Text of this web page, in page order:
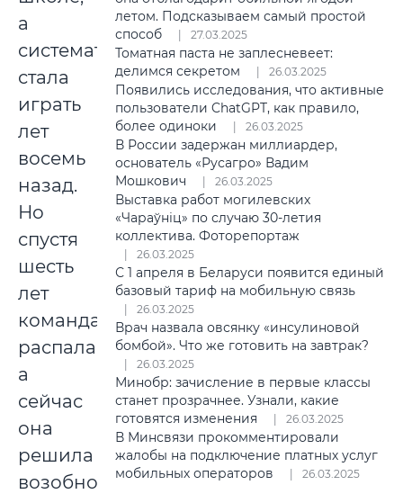
а
систематически
стала
играть
лет
восемь
назад.
Но
спустя
шесть
лет
команда
распалась,
а
сейчас
она
решила
возобновить
летом. Подсказываем самый простой
способ
27.03.2025
Томатная паста не заплесневеет:
делимся секретом
26.03.2025
Появились исследования, что активные
пользователи ChatGPT, как правило,
более одиноки
26.03.2025
В России задержан миллиардер,
основатель «Русагро» Вадим
Мошкович
26.03.2025
Выставка работ могилевских
«Чараўніц» по случаю 30-летия
коллектива. Фоторепортаж
26.03.2025
С 1 апреля в Беларуси появится единый
базовый тариф на мобильную связь
26.03.2025
Врач назвала овсянку «инсулиновой
бомбой». Что же готовить на завтрак?
26.03.2025
Минобр: зачисление в первые классы
станет прозрачнее. Узнали, какие
готовятся изменения
26.03.2025
В Минсвязи прокомментировали
жалобы на подключение платных услуг
мобильных операторов
26.03.2025